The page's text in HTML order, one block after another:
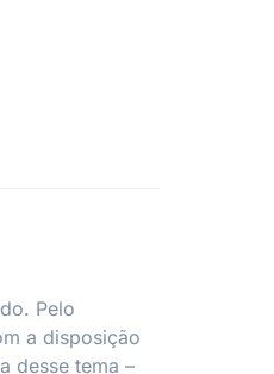
Pelo
a disposição
desse tema –